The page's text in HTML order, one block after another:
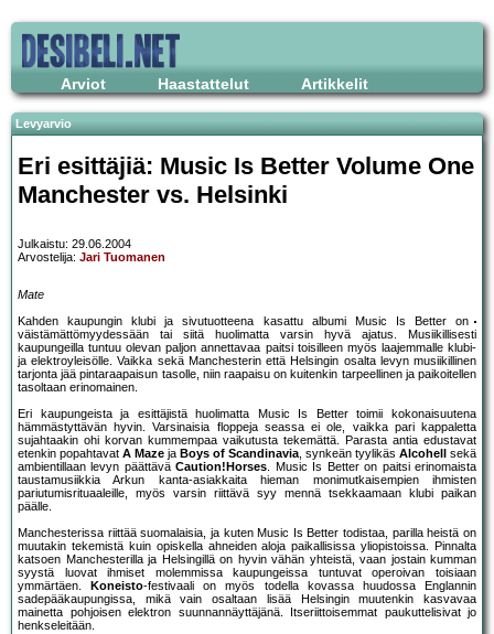
Arviot Haastattelut Artikkelit
Levyarvio
Eri esittäjiä: Music Is Better Volume One
Manchester vs. Helsinki
Julkaistu: 29.06.2004
Arvostelija: Jari Tuomanen
Mate
Kahden kaupungin klubi ja sivutuotteena kasattu albumi Music Is Better on
väistämättömyydessään tai siitä huolimatta varsin hyvä ajatus. Musiikillisesti
kaupungeilla tuntuu olevan paljon annettavaa paitsi toisilleen myös laajemmalle klubi-
ja elektroyleisölle. Vaikka sekä Manchesterin että Helsingin osalta levyn musiikillinen
tarjonta jää pintaraapaisun tasolle, niin raapaisu on kuitenkin tarpeellinen ja paikoitellen
tasoltaan erinomainen.
Eri kaupungeista ja esittäjistä huolimatta Music Is Better toimii kokonaisuutena
hämmästyttävän hyvin. Varsinaisia floppeja seassa ei ole, vaikka pari kappaletta
sujahtaakin ohi korvan kummempaa vaikutusta tekemättä. Parasta antia edustavat
etenkin popahtavat A Maze ja Boys of Scandinavia, synkeän tyylikäs Alcohell
sekä
ambientillaan levyn päättäväCaution!Horses. Music Is Better on paitsi erinomaista
taustamusiikkia Arkun kanta-asiakkaita hieman monimutkaisempien ihmisten
pariutumisrituaaleille, myös varsin riittävä syy mennä tsekkaamaan klubi paikan
päälle.
Manchesterissa riittää suomalaisia, ja kuten Music Is Better todistaa, parilla heistä on
muutakin tekemistä kuin opiskella ahneiden aloja paikallisissa yliopistoissa. Pinnalta
katsoen Manchesterilla ja Helsingillä on hyvin vähän yhteistä, vaan jostain kumman
syystä luovat ihmiset molemmissa kaupungeissa tuntuvat operoivan toisiaan
ymmärtäen.
Koneisto-festivaali on myös todella kovassa huudossa Englannin
sadepääkaupungissa, mikä vain osaltaan lisää Helsingin muutenkin kasvavaa
mainetta pohjoisen elektron suunnannäyttäjänä. Itseriittoisemmat paukuttelisivat jo
henkseleitään.